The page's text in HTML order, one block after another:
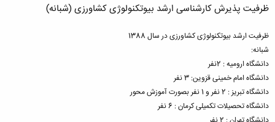
ظرفیت پذیرش کارشناسی ارشد بیوتکنولوژی کشاورزی (شبانه)
ظرفیت ارشد بیوتکنولوژی کشاورزی در سال 1388
شبانه:
دانشگاه ارومیه : 2نفر
دانشگاه امام خمینی قزوین: 3 نفر
دانشگاه تبریز : 2 نفر و 1 نفر بصورت آموزش محور
دانشگاه تحصیلات تکمیلی کرمان : 6 نفر